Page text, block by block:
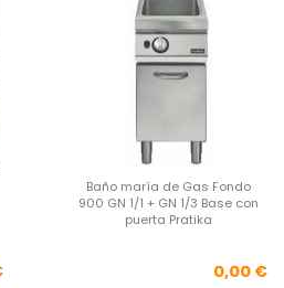
Baño maría de Gas Fondo
900 GN 1/1 + GN 1/3 Base con
puerta Pratika
0,00 €